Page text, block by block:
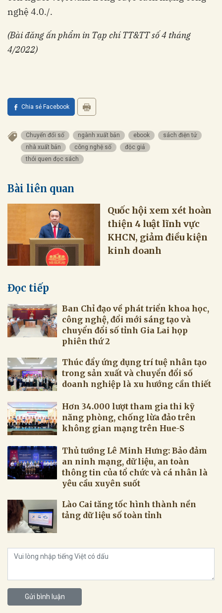
nghệ 4.0./.
(Bài đăng ấn phẩm in Tạp chí TT&TT số 4 tháng
4/2022)
Chia sẻ Facebook
Chuyển đổi số ngành xuất bản ebook
sách điện tử
nhà xuất bản
công nghệ số
độc giả
thói quen đọc sách
Bài liên quan
Quốc hội xem xét hoàn
thiện 4 luật lĩnh vực
KHCN, giảm điều kiện
kinh doanh
Đọc tiếp
Ban Chỉ đạo về phát triển khoa học,
công nghệ, đổi mới sáng tạo và
chuyển đổi số tỉnh Gia Lai họp
phiên thứ 2
Thúc đẩy ứng dụng trí tuệ nhân tạo
trong sản xuất và chuyển đổi số
doanh nghiệp là xu hướng cần thiết
Hơn 34.000 lượt tham gia thi kỹ
năng phòng, chống lừa đảo trên
không gian mạng trên Hue-S
Thủ tướng Lê Minh Hưng: Bảo đảm
an ninh mạng, dữ liệu, an toàn
thông tin của tổ chức và cá nhân là
yêu cầu xuyên suốt
Lào Cai tăng tốc hình thành nền
tảng dữ liệu số toàn tỉnh
Gửi bình luận